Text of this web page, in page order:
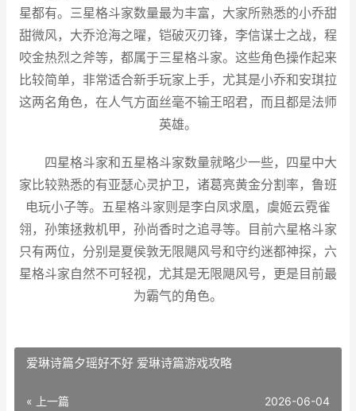
星都有。三星格斗家数量最为丰富，大家所熟悉的小乔甜
甜微风，大乔沧海之曜，铠破灭刃锋，李信谋士之战，程
咬金热烈之斧等，都属于三星格斗家。这些角色操作起来
比较简单，非常适合新手玩家上手，尤其是小乔和安琪拉
这两名角色，在人气方面丝毫不输王昭君，而且都是法师
英雄。
四星格斗家和五星格斗家数量就略少一些，四星中大
家比较熟悉的有亚瑟心灵护卫，诸葛亮黄金分割率，鲁班
电玩小子等。五星格斗家则是李白凤求凰，虞姬云霓雀
翎，孙策拯救机甲，孙尚香时之追寻等。目前六星格斗家
只有两位，分别是夏侯敦无限飓风号和守约迷都神探，六
星格斗家自然不可轻视，尤其是无限飓风号，更是目前最
为霸气的角色。
爱琳诗篇夕瑶好不好 爱琳诗篇游戏攻略
« 上一篇 2026-06-04